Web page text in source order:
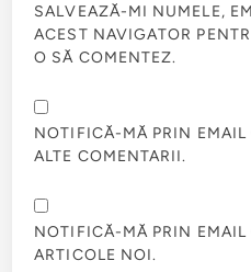
SALVEAZĂ-MI NUMELE,
ACEST NAVIGATOR
O SĂ COMENTEZ.
NOTIFICĂ-MĂ PRIN
ALTE COMENTARII.
NOTIFICĂ-MĂ PRIN
ARTICOLE NOI.